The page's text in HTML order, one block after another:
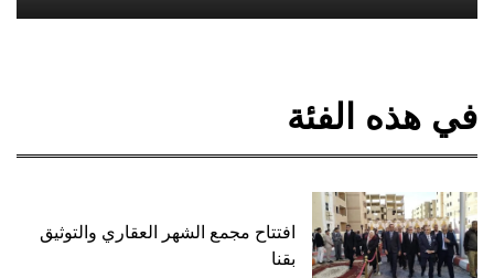
في هذه الفئة
افتتاح مجمع الشهر العقاري والتوثيق
بقنا